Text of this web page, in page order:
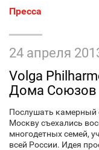
Пресса
24 апреля
Volga
Дома Союзов
Послушать камерный
Москву съехались
многодетных семей,
всей России. Идея